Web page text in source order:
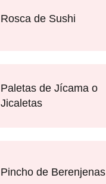
Rosca de Sushi
Paletas de Jícama o
Jicaletas
Pincho de Berenjenas